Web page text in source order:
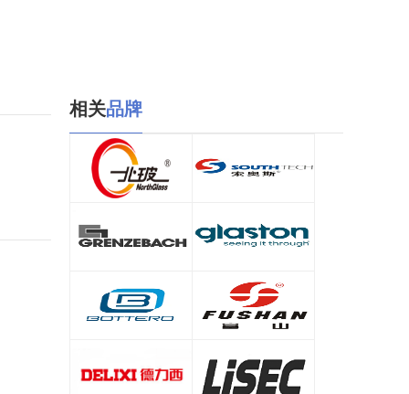
相关品牌
查看详情 查看详情
查看详情
格拉司通/glaston
查看详情
查看详情
富山/FUSHAN
查看详情